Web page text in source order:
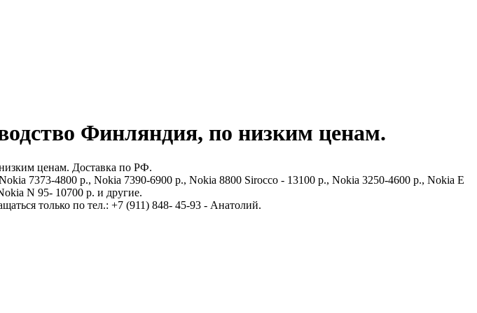
Финляндия, по низким ценам.
ценам. Доставка по РФ.
7373-4800 p., Nokia 7390-6900 p., Nokia 8800 Sirocco - 13100 p., Nokia 3250-4600 p., Nokia E
N 95- 10700 p. и другие.
только по тел.: +7 (911) 848- 45-93 - Анатолий.